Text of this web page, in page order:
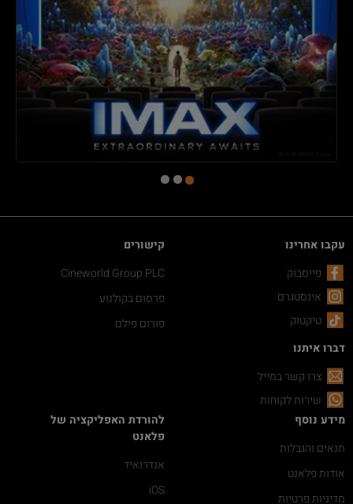
עקבו אחרינו
פייסבוק
אינסטגרם
טיקטוק
דברו איתנו
צרו קשר במייל
שירות לקוחות
קישורים
Cineworld Group PLC
פרסום בקולנוע
פורום פילם
מידע נוסף
תנאים והגבלות
אודות פלאנט
מדיניות פרטיות
להורדת האפליקציה של
פלאנט
אנדרואיד
iOS